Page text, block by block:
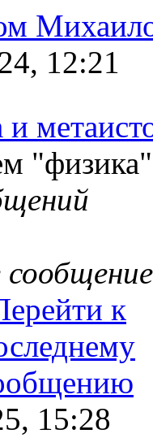
12:21
сообщение
15:28